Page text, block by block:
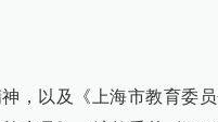
，以及《上海市教育委